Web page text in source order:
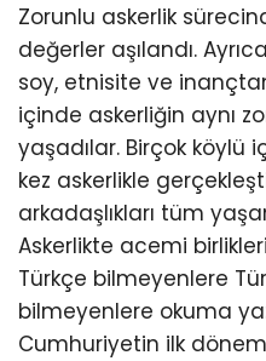
Zorunlu askerlik
değerler aşılandı.
soy, etnisite ve
içinde askerliğin aynı
yaşadılar. Birçok köylü
kez askerlikle
arkadaşlıkları tüm
Askerlikte acemi
Türkçe bilmeyenlere
bilmeyenlere okuma
Cumhuriyetin ilk